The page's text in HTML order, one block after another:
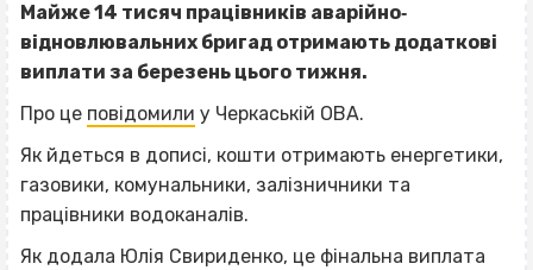
Майже 14 тисяч працівників аварійно‐
відновлювальних бригад отримають додаткові
виплати за березень цього тижня.
Про це повідомили у Черкаській ОВА.
Як йдеться в дописі, кошти отримають енергетики,
газовики, комунальники, залізничники та
працівники водоканалів.
Як додала Юлія Свириденко, це фінальна виплата